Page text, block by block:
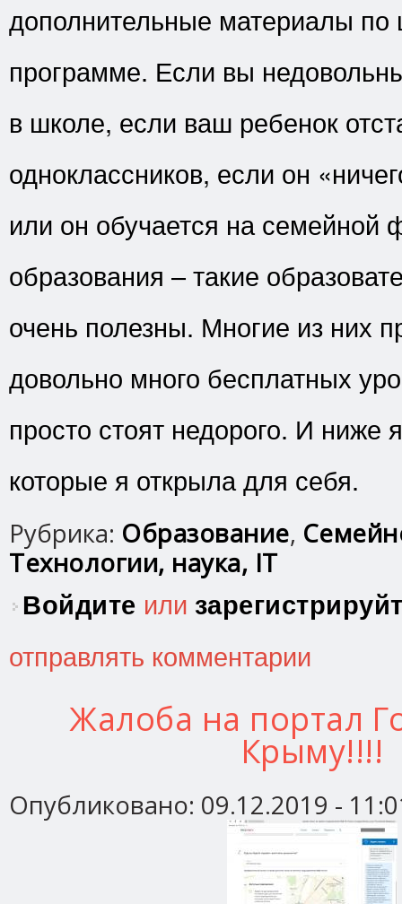
дополнительные материалы по
программе. Если вы
в школе, если ваш ребенок
одноклассников, если он
или он обучается на семейной
образования – такие
очень полезны. Многие из них
довольно много бесплатных
просто стоят недорого. И ниже
которые я открыла для себя.
Рубрика: Образование,
Технологии, наука, IT
Войдите или
отправлять комментарии
Жалоба на портал
Крыму!!!!
Опубликовано: 09.12.2019 -